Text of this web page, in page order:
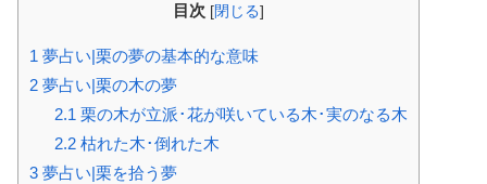
目次 [閉じる]
1 夢占い|栗の夢の基本的な意味
2 夢占い|栗の木の夢
2.1 栗の木が立派･花が咲いている木･実のなる木
2.2枯れた木･倒れた木
3 夢占い|栗を拾う夢